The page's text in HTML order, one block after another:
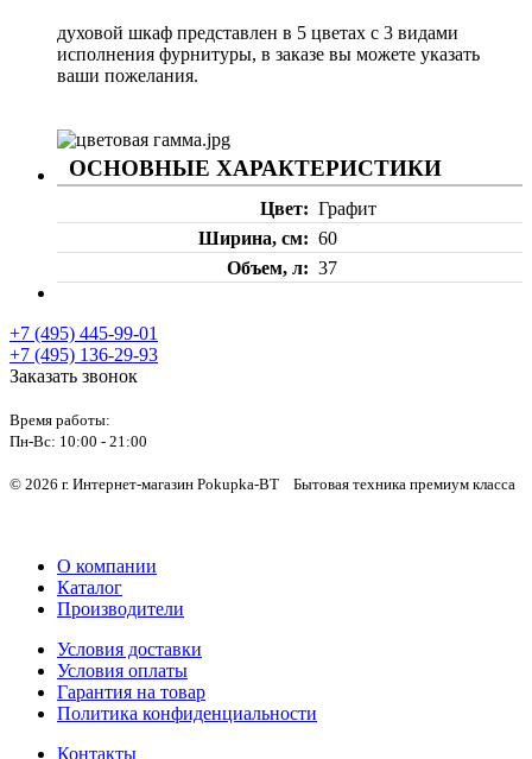
духовой шкаф представлен в 5 цветах с 3 видами
исполнения фурнитуры, в заказе вы можете указать
ваши пожелания.
ОСНОВНЫЕ ХАРАКТЕРИСТИКИ
Цвет
Графит
Ширина, см
60
Объем, л
37
+7 (495) 445-99-01
+7 (495) 136-29-93
Заказать звонок
Время работы:
Пн-Вс: 10:00 - 21:00
© 2026 г. Интернет-магазин Pokupka-BT Бытовая техника премиум класса
О компании
Каталог
Производители
Условия доставки
Условия оплаты
Гарантия на товар
Политика конфиденциальности
Контакты